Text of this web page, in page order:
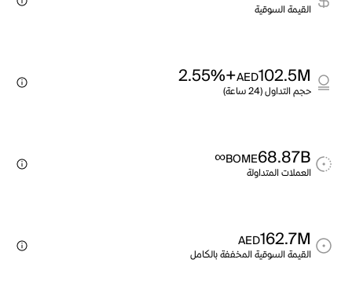
القيمة السوقية
102.5M
AED
+2.55%
حجم التداول (24 ساعة)
68.87B
BOME
∞
العملات المتداولة
162.7M
AED
القيمة السوقية المخففة بالكامل